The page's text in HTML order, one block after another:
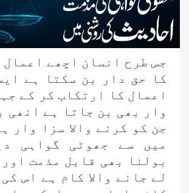
جس طرح انسان اچھے اعمال
کا حق دار بن سکتا ہے
اعمال کا ارتکاب کر کے
وار بھی بن جاتا ہے انھی
جن کو کرنے والا سزا وار
میں سے جھوٹی گواہی
بولنا بھی قابل مذمت
لے جانے والا کام ہے اس